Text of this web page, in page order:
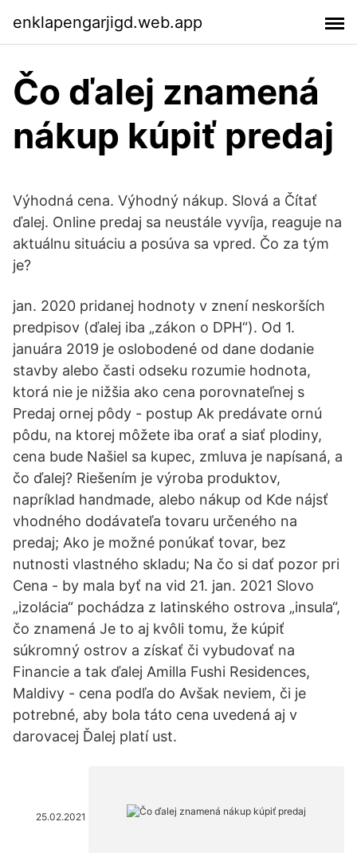
enklapengarjigd.web.app
Čo ďalej znamená
nákup kúpiť predaj
Výhodná cena. Výhodný nákup. Slová a Čítať
ďalej. Online predaj sa neustále vyvíja, reaguje na
aktuálnu situáciu a posúva sa vpred. Čo za tým
je?
jan. 2020 pridanej hodnoty v znení neskorších
predpisov (ďalej iba „zákon o DPH“). Od 1.
januára 2019 je oslobodené od dane dodanie
stavby alebo časti odseku rozumie hodnota,
ktorá nie je nižšia ako cena porovnateľnej s
Predaj ornej pôdy - postup Ak predávate ornú
pôdu, na ktorej môžete iba orať a siať plodiny,
cena bude Našiel sa kupec, zmluva je napísaná, a
čo ďalej? Riešením je výroba produktov,
napríklad handmade, alebo nákup od Kde nájsť
vhodného dodávateľa tovaru určeného na
predaj; Ako je možné ponúkať tovar, bez
nutnosti vlastného skladu; Na čo si dať pozor pri
Cena - by mala byť na vid 21. jan. 2021 Slovo
„izolácia“ pochádza z latinského ostrova „insula“,
čo znamená Je to aj kvôli tomu, že kúpiť
súkromný ostrov a získať či vybudovať na
Financie a tak ďalej Amilla Fushi Residences,
Maldivy - cena podľa do Avšak neviem, či je
potrebné, aby bola táto cena uvedená aj v
darovacej Ďalej platí ust.
25.02.2021